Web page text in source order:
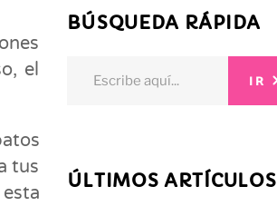
el
tus
BÚSQUEDA RÁPIDA
IR
ÚLTIMOS ARTÍCULOS